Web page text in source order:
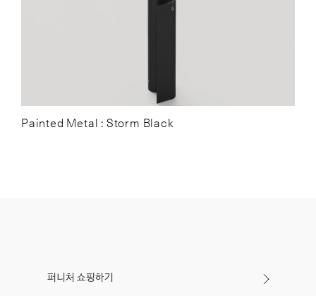
Painted Metal : Storm Black
퍼니처 쇼핑하기